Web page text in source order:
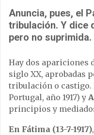
Anuncia, pues, el
tribulación. Y dice
pero no suprimida.
Hay dos apariciones
siglo XX, aprobadas
tribulación o castigo.
Portugal, año 1917) y
principios y
En Fátima (13-7-1917)